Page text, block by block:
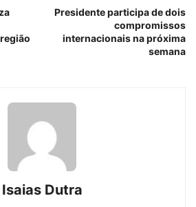
Presidente participa de dois
compromissos
internacionais na próxima
semana
Isaias Dutra